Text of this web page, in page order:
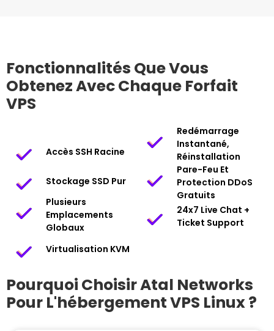
Fonctionnalités Que Vous
Obtenez Avec Chaque Forfait
VPS
Accès SSH Racine
Stockage SSD Pur
Plusieurs
Emplacements
Globaux
Virtualisation KVM
Redémarrage
Instantané,
Réinstallation
Pare-Feu Et
Protection DDoS
Gratuits
24x7 Live Chat +
Ticket Support
Pourquoi Choisir Atal Networks
Pour L'hébergement VPS Linux ?